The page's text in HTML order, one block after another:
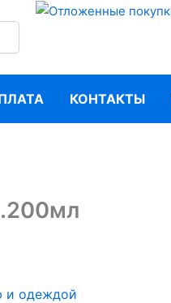
КОНТАКТЫ
и одеждой